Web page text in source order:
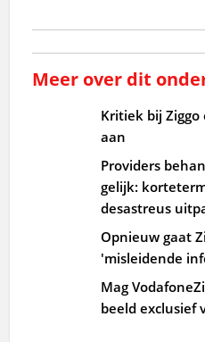
Meer over dit
Kritiek bij Ziggo
aan
Providers
gelijk:
desastreus
Opnieuw gaat
'misleidende
Mag
beeld exclusief